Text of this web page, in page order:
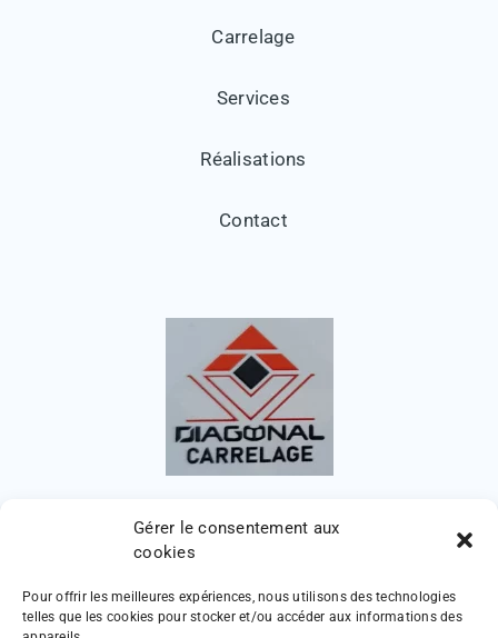
Gérer le consentement aux
cookies
Pour offrir les meilleures expériences, nous utilisons des technologies
telles que les cookies pour stocker et/ou accéder aux informations des
Carrelage
Services
Réalisations
Contact